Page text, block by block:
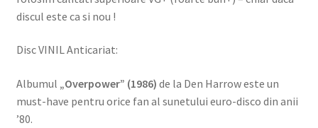
discul este ca si nou !
Disc VINIL Anticariat:
Albumul „Overpower” (1986) de la Den Harroweste un
must-have pentru orice fan al sunetului euro-disco din anii
’80.